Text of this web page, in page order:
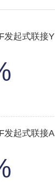
发起式联接Y
发起式联接A